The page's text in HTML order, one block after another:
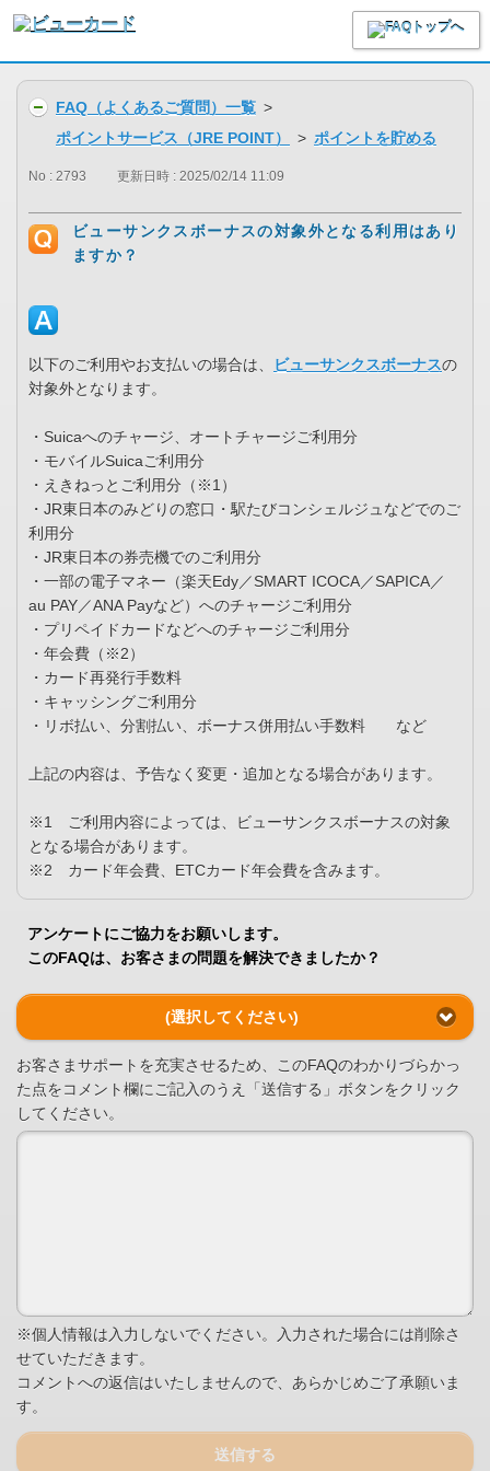
FAQ（よくあるご質問）一覧 >
ポイントサービス（JRE POINT）
> ポイントを貯める
No : 2793 更新日時 : 2025/02/14 11:09
ビューサンクスボーナスの対象外となる利用はあり
ますか？
以下のご利用やお支払いの場合は、 ビューサンクスボーナスの
対象外となります。
・Suicaへのチャージ、オートチャージご利用分
・モバイルSuicaご利用分
・えきねっとご利用分（※1）
・JR東日本のみどりの窓口・駅たびコンシェルジュなどでのご
利用分
・JR東日本の券売機でのご利用分
・一部の電子マネー（楽天Edy／SMART ICOCA／SAPICA／
au PAY／ANA Payなど）へのチャージご利用分
・プリペイドカードなどへのチャージご利用分
・年会費（※2）
・カード再発行手数料
・キャッシングご利用分
・リボ払い、分割払い、ボーナス併用払い手数料 など
上記の内容は、予告なく変更・追加となる場合があります。
※1 ご利用内容によっては、ビューサンクスボーナスの対象
となる場合があります。
※2 カード年会費、ETCカード年会費を含みます。
アンケートにご協力をお願いします。
このFAQは、お客さまの問題を解決できましたか？
(選択してください)
お客さまサポートを充実させるため、このFAQのわかりづらかっ
た点をコメント欄にご記入のうえ「送信する」ボタンをクリック
してください。
※個人情報は入力しないでください。入力された場合には削除さ
せていただきます。
コメントへの返信はいたしませんので、あらかじめご了承願いま
す。
送信する